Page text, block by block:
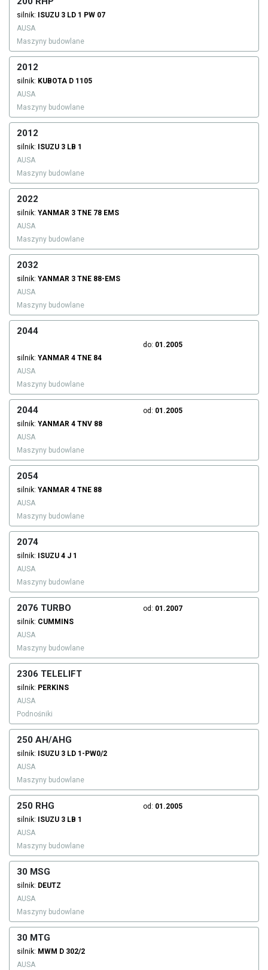
silnik: ISUZU 3 LD 1 PW 07
AUSA
Maszyny budowlane
2012
silnik: KUBOTA D 1105
AUSA
Maszyny budowlane
2012
silnik: ISUZU 3 LB 1
AUSA
Maszyny budowlane
2022
silnik: YANMAR 3 TNE 78 EMS
AUSA
Maszyny budowlane
2032
silnik: YANMAR 3 TNE 88-EMS
AUSA
Maszyny budowlane
2044
do: 01.2005
silnik: YANMAR 4 TNE 84
AUSA
Maszyny budowlane
2044 od: 01.2005
silnik: YANMAR 4 TNV 88
AUSA
Maszyny budowlane
2054
silnik: YANMAR 4 TNE 88
AUSA
Maszyny budowlane
2074
silnik: ISUZU 4 J 1
AUSA
Maszyny budowlane
2076 TURBO od: 01.2007
silnik: CUMMINS
AUSA
Maszyny budowlane
2306 TELELIFT
silnik: PERKINS
AUSA
Podnośniki
250 AH/AHG
silnik: ISUZU 3 LD 1-PW0/2
AUSA
Maszyny budowlane
250 RHG od: 01.2005
silnik:
ISUZU 3 LB 1
AUSA
Maszyny budowlane
30 MSG
silnik: DEUTZ
AUSA
Maszyny budowlane
30 MTG
silnik: MWM D 302/2
AUSA